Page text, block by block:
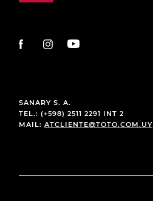
SANARY S. A.
TEL.: (+598) 2511 2291 INT 2
MAIL: ATCLIENTE@TOTO.COM.UY